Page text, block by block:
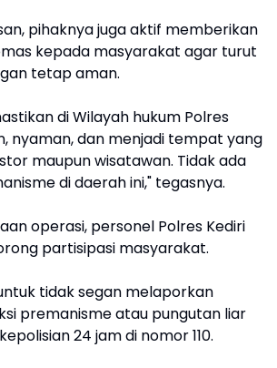
pihaknya juga aktif memberikan
kepada masyarakat agar turut
tetap aman.
di Wilayah hukum Polres
nyaman, dan menjadi tempat yang
maupun wisatawan. Tidak ada
di daerah ini," tegasnya.
operasi, personel Polres Kediri
partisipasi masyarakat.
tidak segan melaporkan
premanisme atau pungutan liar
24 jam di nomor 110.